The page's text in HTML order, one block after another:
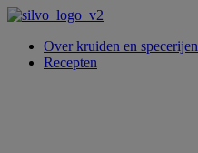
Over kruiden en specerijen
Recepten